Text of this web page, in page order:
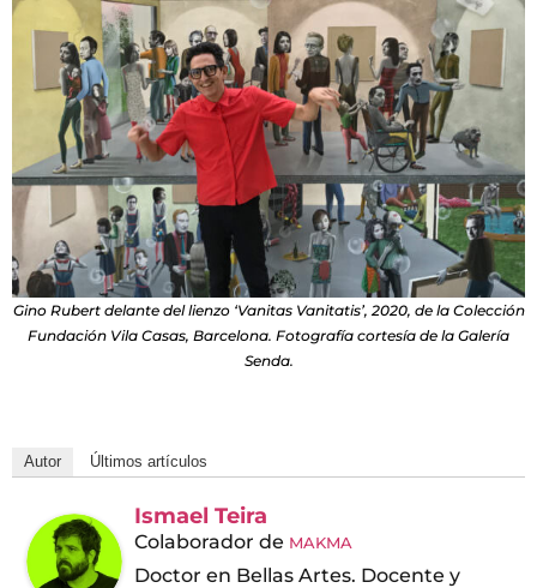
Gino Rubert delante del lienzo ‘Vanitas Vanitatis’, 2020, de la Colección
Fundación Vila Casas, Barcelona. Fotografía cortesía de la Galería
Senda.
Autor Últimos artículos
Ismael Teira
Colaborador de MAKMA
Doctor en Bellas Artes. Docente y